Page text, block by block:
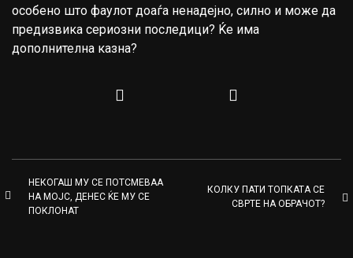
особено што фаулот доаѓа ненадејно, силно и може да
предизвика сериозни последици? Ќе има
дополнителна казна?
НЕКОГАШ МУ СЕ ПОТСМЕВАА
НА МОЈС, ДЕНЕС ЌЕ МУ СЕ
ПОКЛОНАТ
КОЛКУ ПАТИ ТОПКАТА СЕ
СВРТЕ НА ОБРАЧОТ?